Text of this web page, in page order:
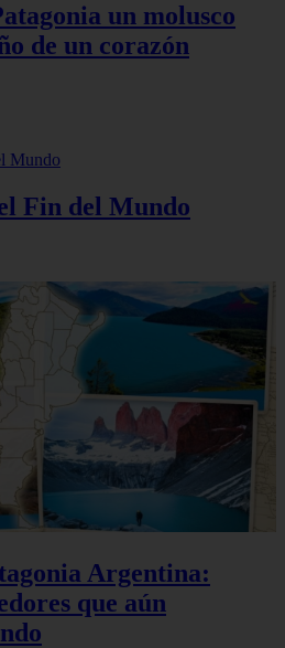
un molusco
de un corazón
Fin del Mundo
Argentina:
que aún